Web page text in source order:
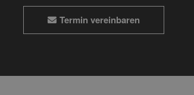
Termin vereinbaren